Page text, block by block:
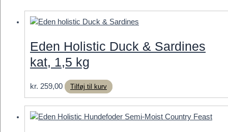
Eden Holistic Duck & Sardines
kat, 1,5 kg
kr. 259,00 Tilføj til kurv